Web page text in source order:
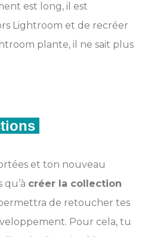
est long, il est
Lightroom et de recréer
plante, il ne sait plus
et ton nouveau
qu’à créer la collection
de retoucher tes
Pour cela, tu